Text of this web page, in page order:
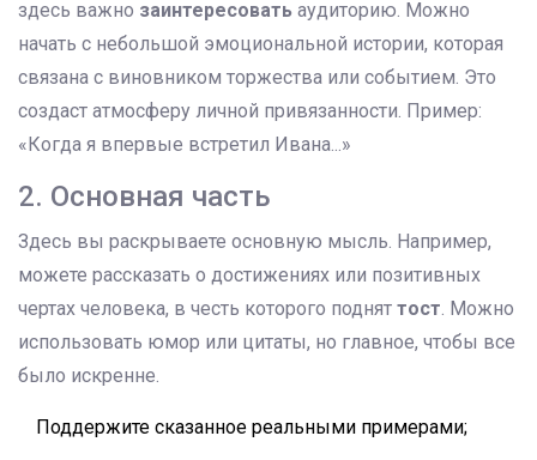
здесь важно заинтересовать аудиторию. Можно
начать с небольшой эмоциональной истории, которая
связана с виновником торжества или событием. Это
создаст атмосферу личной привязанности. Пример:
«Когда я впервые встретил Ивана...»
2. Основная часть
Здесь вы раскрываете основную мысль. Например,
можете рассказать о достижениях или позитивных
чертах человека, в честь которого поднят тост. Можно
использовать юмор или цитаты, но главное, чтобы все
было искренне.
Поддержите сказанное реальными примерами;